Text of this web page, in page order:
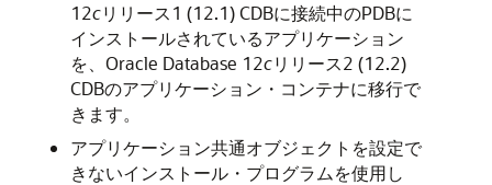
12cリリース1 (12.1) CDBに接続中のPDBに
インストールされているアプリケーション
を、Oracle Database 12cリリース2 (12.2)
CDBのアプリケーション・コンテナに移行で
きます。
アプリケーション共通オブジェクトを設定で
きないインストール・プログラムを使用し